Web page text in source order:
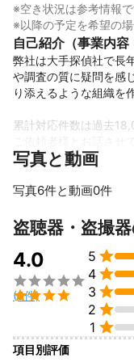
※空き状況は参考情報
※以降の予定を希望の
自己紹介（事業内容
弊社は大手探偵社で長
や調査の質に疑問を感
り添えるような組織を
累計対応件数は過去
た経験と自信がございま
おりますので、安心し
弊社では高い調査力、
の安心感を三本柱とし
カウンセリングは無料
ん。本当にお気軽な
経験豊富なスタッフが
サポート致します。
これまでの実績
累計対応件数18,000件
写真と動画
写真6件と動画0件
盗聴器・盗撮
4.0


(3件)
5 
4 
3 
2 
1 
項目別評価